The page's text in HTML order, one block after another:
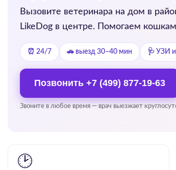
Вызовите ветеринара на дом в
LikeDog в центре. Помогаем
⏰ 24/7 🚗 выезд 30–40 мин 🩺 УЗИ
Позвонить +7 (499) 877-19-63
Звоните в любое время — врач выезжает
🕑